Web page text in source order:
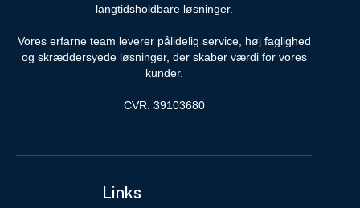
langtidsholdbare løsninger.
Vores erfarne team leverer pålidelig service, høj faglighed
og skræddersyede løsninger, der skaber værdi for vores
kunder.
CVR: 39103680
Links